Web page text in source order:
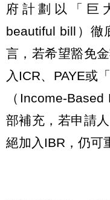
府計劃以「巨
beautiful bill）徹
言，若希望豁免
入ICR、PAYE或
（Income-
部補充，若申請
絕加入IBR，仍可